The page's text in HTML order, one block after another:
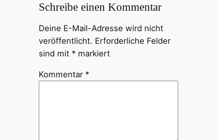
Schreibe einen Kommentar
Deine E-Mail-Adresse wird nicht
veröffentlicht. Erforderliche Felder
sind mit *markiert
Kommentar *